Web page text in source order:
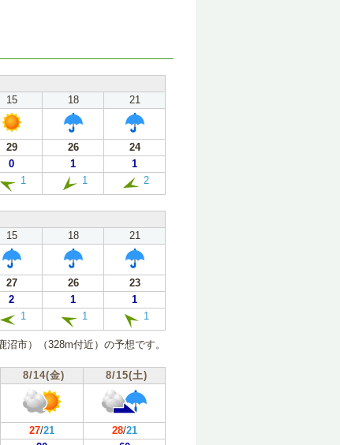
15 18
21
29 26
24
0 1
1
1 1 2
15 18
21
27 26
23
2 1
1
1 1 1
沼市）（328m付近）の予想です。
8/14(金) 8/15(土)
27/21 28/21